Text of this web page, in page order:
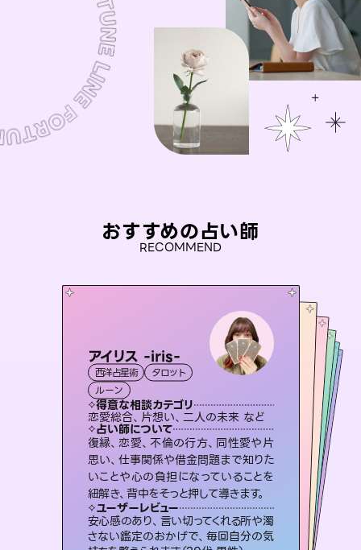
おすすめの占い師
RECOMMEND
アイリス -iris-
西洋占星術
タロット
ルーン
得意な相談カテゴリ
恋愛総合、片想い、二人の未来 など
占い師について
復縁、恋愛、不倫の行方、同性愛や片
思い、仕事関係や借金問題まで知りた
いことや心の負担になっていることを
紐解き、背中をそっと押して導きます。
ユーザーレビュー
安心感のあり、言い切ってくれる所や濁
さない鑑定のおかげで、毎回自分の気
おう 霊感オラクル
霊視・オーラ
オラクルカード
得意な相談カテゴリ
恋愛総合、あの人の気持ち など
占い師について
霊視×オラクルカードを使って「今」と
「未来」そして「気になるあの人の気持
ち」まで丁寧に読み解き、恋や人生のヒ
ントを優しく引き出します。
ユーザーレビュー
不安な気持ちが嘘みたいに晴れまし
た…！よく視えていらっしゃるんだなと
感じました（40代 女性）
桃源珠羽（ とうげんみう）
霊視・オーラ
スピリチュアル・リーディング
得意な相談カテゴリ
片想い、あの人の気持ち、復縁 など
占い師について
恋愛のお悩みの中でも特に「曖昧な関
係」の相談を得意としており、友達以上
恋人未満なお相手との今後や本音を丁
寧に読み解き恋愛成就へと導きます。
ユーザーレビュー
鑑定していただいてアドバイス通りに行
動すると仲が復活してきました。ありが
とうございました（40代 女性）
セラピスト理恵
霊視・オーラ
スピリチュアル・リーディング
得意な相談カテゴリ
片想い、二人の未来、年の差 など
占い師について
連絡再開、復縁、成就などの報告実績多数。セラピストとして2万超の施術経験があるからこそできる鑑定で、より良い未来をサポートします。
ユーザーレビュー
とても心温まる鑑定でした。しかもこち
らは何も言っていないのに視えていらっ
しゃるんだなと驚きです（30代女性）
彗望
スピリチュアル・リーディング
得意な相談カテゴリ
片想い、あの人の気持ち、復縁 など
占い師について
3,700年以上の歴史を持つ東洋最古の
占術「易占」で詳細まで占い、幸せへ向
かう道筋を示します。厳しい結果にも具
体的な対策をお伝えします。
ユーザーレビュー
複雑な背景もしっかり聞いて鑑定して
いただけました。気持ちが楽になりまし
た（50代 女性）
未来視師＊花
霊視・オーラ 心理学
スピリチュアル・リーディング
得意な相談カテゴリ
出逢い、片想い、復縁 など
占い師について
未来には何パターンもの選択肢があり
ます。不安で視えにくくなっているあな
たの素敵な未来を見つけ、その未来を
選択できるようアドバイスします。
ユーザーレビュー
職場の人の性質や人間関係、本心など
本当によく視えていてびっくり。対策が
打てて前向きになれます（40代）